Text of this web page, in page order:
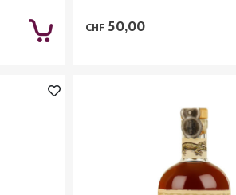
CHF 50,00